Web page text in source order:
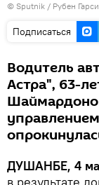
© Sputnik / Рубен
Подписаться
Водитель
Астра", 63-
ДУШАНБЕ, 4